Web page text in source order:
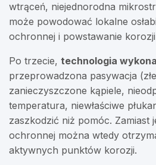
wtrąceń, niejednorodna
może powodować lokalne
ochronnej i powstawanie
Po trzecie, technologia
przeprowadzona pasywacja
zanieczyszczone kąpiele,
temperatura, niewłaściwe
zaszkodzić niż pomóc. Zamiast
ochronnej można wtedy
aktywnych punktów korozji.